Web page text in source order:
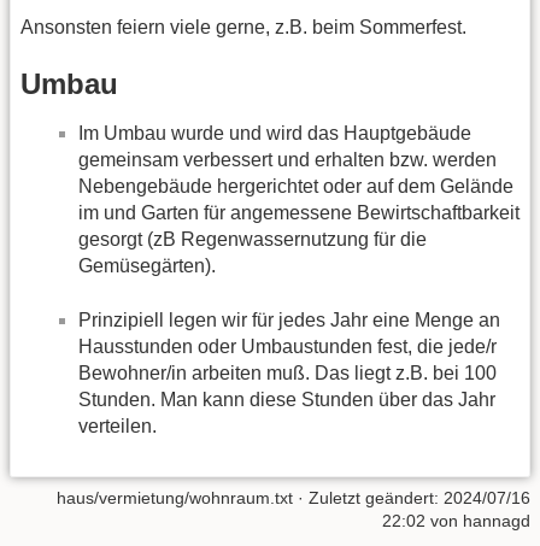
Ansonsten feiern viele gerne, z.B. beim Sommerfest.
Umbau
Im Umbau wurde und wird das Hauptgebäude
gemeinsam verbessert und erhalten bzw. werden
Nebengebäude hergerichtet oder auf dem Gelände
im und Garten für angemessene Bewirtschaftbarkeit
gesorgt (zB Regenwassernutzung für die
Gemüsegärten).
Prinzipiell legen wir für jedes Jahr eine Menge an
Hausstunden oder Umbaustunden fest, die jede/r
Bewohner/in arbeiten muß. Das liegt z.B. bei 100
Stunden. Man kann diese Stunden über das Jahr
verteilen.
haus/vermietung/wohnraum.txt · Zuletzt geändert: 2024/07/16
22:02 von hannagd